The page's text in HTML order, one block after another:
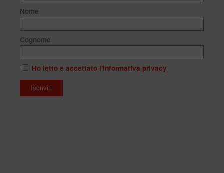
Nome
Cognome
Ho letto e accettato l'informativa privacy